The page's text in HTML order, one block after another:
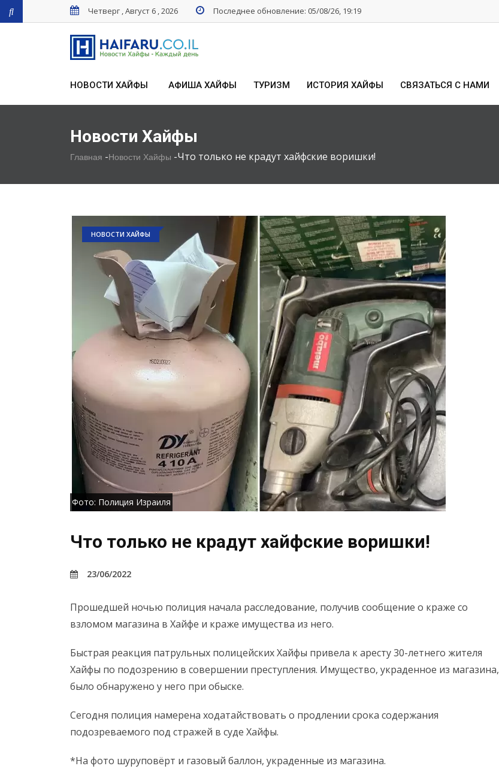
Четверг , Август 6 , 2026 Последнее обновление: 05/08/26, 19:19
НОВОСТИ ХАЙФЫ АФИША ХАЙФЫ ТУРИЗМ ИСТОРИЯ ХАЙФЫ СВЯЗАТЬСЯ С НАМИ
Новости Хайфы
Главная -Новости Хайфы -Что только не крадут хайфские воришки!
НОВОСТИ ХАЙФЫ
Фото: Полиция Израиля
Что только не крадут хайфские воришки!
23/06/2022
Прошедшей ночью полиция начала расследование, получив сообщение о краже со
взломом магазина в Хайфе и краже имущества из него.
Быстрая реакция патрульных полицейских Хайфы привела к аресту 30-летнего жителя
Хайфы по подозрению в совершении преступления. Имущество, украденное из магазина,
было обнаружено у него при обыске.
Сегодня полиция намерена ходатайствовать о продлении срока содержания
подозреваемого под стражей в суде Хайфы.
*На фото шуруповёрт и газовый баллон, украденные из магазина.